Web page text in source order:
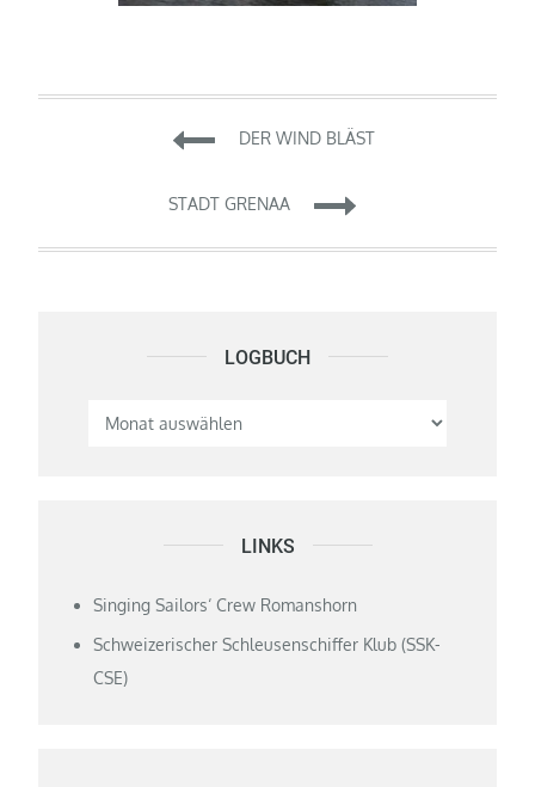
Beitragsnavigation
DER WIND BLÄST
STADT GRENAA
LOGBUCH Logbuch
LINKS
Singing Sailors‘ Crew Romanshorn
Schweizerischer Schleusenschiffer Klub (SSK-
CSE)